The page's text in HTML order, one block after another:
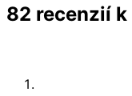
82 recenzií k